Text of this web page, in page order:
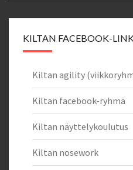
KILTAN FACEBOOK-
Kiltan agility
Kiltan facebook-ryhmä
Kiltan näyttelykoulutus
Kiltan nosework